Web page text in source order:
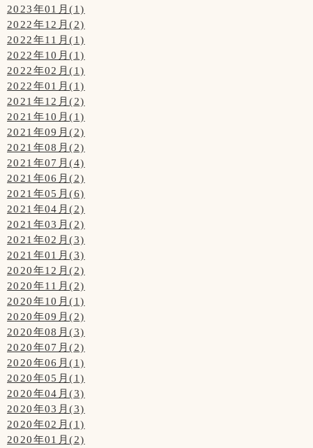
2023年01月(1)
2022年12月(2)
2022年11月(1)
2022年10月(1)
2022年02月(1)
2022年01月(1)
2021年12月(2)
2021年10月(1)
2021年09月(2)
2021年08月(2)
2021年07月(4)
2021年06月(2)
2021年05月(6)
2021年04月(2)
2021年03月(2)
2021年02月(3)
2021年01月(3)
2020年12月(2)
2020年11月(2)
2020年10月(1)
2020年09月(2)
2020年08月(3)
2020年07月(2)
2020年06月(1)
2020年05月(1)
2020年04月(3)
2020年03月(3)
2020年02月(1)
2020年01月(2)